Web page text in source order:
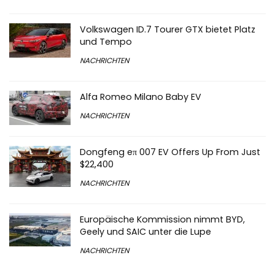
Volkswagen ID.7 Tourer GTX bietet Platz
und Tempo
NACHRICHTEN
Alfa Romeo Milano Baby EV
NACHRICHTEN
Dongfeng eπ 007 EV Offers Up From Just
$22,400
NACHRICHTEN
Europäische Kommission nimmt BYD,
Geely und SAIC unter die Lupe
NACHRICHTEN